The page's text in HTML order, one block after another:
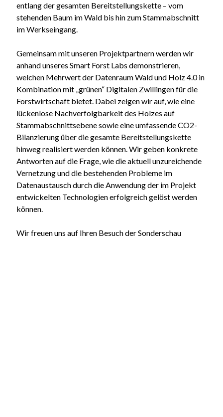
entlang der gesamten Bereitstellungskette – vom
stehenden Baum im Wald bis hin zum Stammabschnitt
im Werkseingang.
Gemeinsam mit unseren Projektpartnern werden wir
anhand unseres Smart Forst Labs demonstrieren,
welchen Mehrwert der Datenraum Wald und Holz 4.0 in
Kombination mit „grünen“ Digitalen Zwillingen für die
Forstwirtschaft bietet. Dabei zeigen wir auf, wie eine
lückenlose Nachverfolgbarkeit des Holzes auf
Stammabschnittsebene sowie eine umfassende CO2-
Bilanzierung über die gesamte Bereitstellungskette
hinweg realisiert werden können. Wir geben konkrete
Antworten auf die Frage, wie die aktuell unzureichende
Vernetzung und die bestehenden Probleme im
Datenaustausch durch die Anwendung der im Projekt
entwickelten Technologien erfolgreich gelöst werden
können.
Wir freuen uns auf Ihren Besuch der Sonderschau